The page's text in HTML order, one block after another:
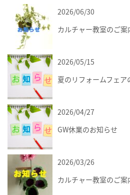
2026/06/30
カルチャー教室のご案
2026/05/15
夏のリフォームフェア
2026/04/27
GW休業のお知らせ
2026/03/26
カルチャー教室のご案